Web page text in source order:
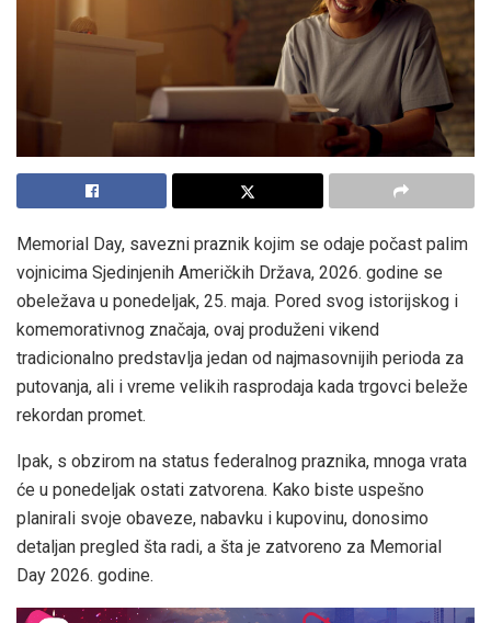
Memorial Day, savezni praznik kojim se odaje počast palim
vojnicima Sjedinjenih Američkih Država, 2026. godine se
obeležava u ponedeljak, 25. maja. Pored svog istorijskog i
komemorativnog značaja, ovaj produženi vikend
tradicionalno predstavlja jedan od najmasovnijih perioda za
putovanja, ali i vreme velikih rasprodaja kada trgovci beleže
rekordan promet.
Ipak, s obzirom na status federalnog praznika, mnoga vrata
će u ponedeljak ostati zatvorena. Kako biste uspešno
planirali svoje obaveze, nabavku i kupovinu, donosimo
detaljan pregled šta radi, a šta je zatvoreno za Memorial
Day 2026. godine.